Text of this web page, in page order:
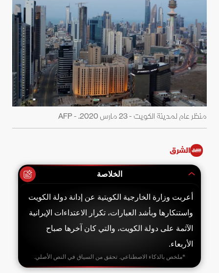
منظر عام لمدينة الكويت - 23 مارس 2020. - AFP
الشرق
الخلاصة
أعربت وزارة الخارجية الكويتية عن إدانة دولة الكويت
واستنكارها وبأشد العبارات، تكرار الاعتداءات الإيرانية
الآثمة على دولة الكويت، والتي كان آخرها صباح
الأربعاء.
*ملخص بالذكاء الاصطناعي. تحقق من السياق في النص الأصلي.